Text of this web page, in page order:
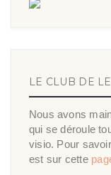
LE CLUB DE
Nous avons
qui se déroule
visio. Pour
est sur cette